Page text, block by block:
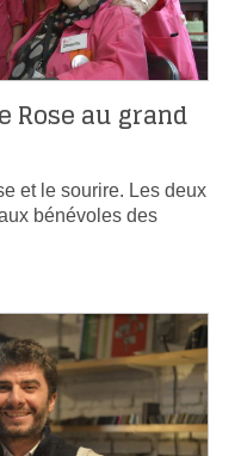
Rose au grand
et le sourire. Les deux
bénévoles des